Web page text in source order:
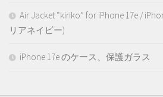
Air Jacket “kiriko” for iPhone 17e /
リアネイビー)
iPhone 17e のケース、保護ガラス